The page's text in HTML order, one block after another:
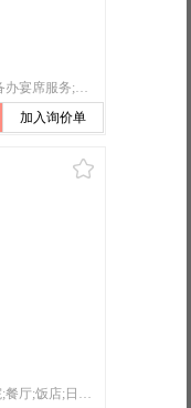
【43类】餐厅;备办宴席服务;安排酒店住宿;快餐馆;咖啡馆;私人厨师服务;酒店提供的餐饮供应服务;茶馆
加入询价单
【43类】养老院;餐厅;饭店;日间托儿所（看孩子）;外卖餐馆;餐馆;餐厅服务;自助餐馆;快餐馆;出租椅子、桌子、桌布和玻璃器皿